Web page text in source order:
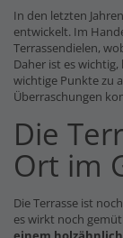
In den letzten
entwickelt. Im
Terrassendielen,
Daher ist es
wichtige Punkte zu
Überraschungen
Die
Ort im
Die Terrasse ist
es wirkt noch